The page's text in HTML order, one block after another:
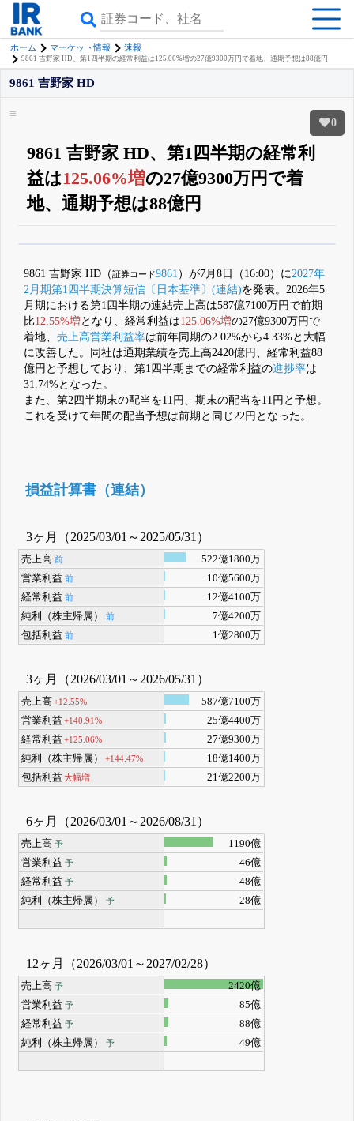
ホーム マーケット情報 速報
9861 吉野家 HD、第1四半期の経常利益は125.06%増の27億9300万円で着地、通期予想は88億円
0
9861 吉野家 HD
9861 吉野家 HD、第1四半期の経常利
益は125.06%増の27億9300万円で着
地、通期予想は88億円
くできる
無料でβ版をはじめる
登録すると永久30%OFFと米株版の先行利用も付きます
9861 吉野家 HD（証券コード9861 ）が7月8日（16:00）に2027年
2月期第1四半期決算短信〔日本基準〕(連結)を発表。2026年5
月期における第1四半期の連結売上高は587億7100万円で前期
比12.55%増となり、経常利益は125.06%増の27億9300万円で
着地、売上高営業利益率は前年同期の2.02%から4.33%と大幅
に改善した。同社は通期業績を売上高2420億円、経常利益88
億円と予想しており、第1四半期までの経常利益の進捗率は
31.74%となった。
また、第2四半期末の配当を11円、期末の配当を11円と予想。
これを受けて年間の配当予想は前期と同じ22円となった。
損益計算書（連結）
3ヶ月（2025/03/01～2025/05/31）
売上高前
522億1800万
営業利益前
10億5600万
経常利益前
12億4100万
純利（株主帰属）前
7億4200万
包括利益前 1億2800万
3ヶ月（2026/03/01～2026/05/31）
売上高 +12.55%
587億7100万
営業利益 +140.91%
25億4400万
経常利益 +125.06%
27億9300万
純利（株主帰属）
+144.47%
18億1400万
包括利益 大幅増 21億2200万
6ヶ月（2026/03/01～2026/08/31）
売上高予
1190億
営業利益予
46億
経常利益予
48億
純利（株主帰属）予 28億
12ヶ月（2026/03/01～2027/02/28）
売上高予
2420億
営業利益予
85億
経常利益予
88億
純利（株主帰属）予 49億